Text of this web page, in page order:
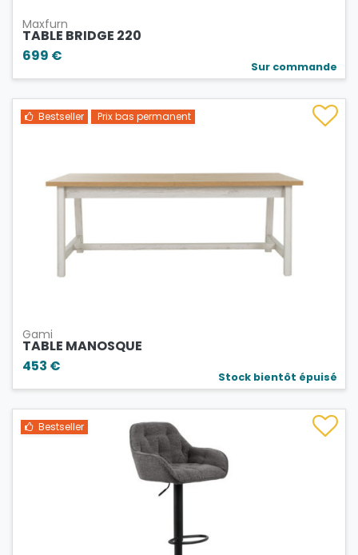
Maxfurn
TABLE BRIDGE 220
699 €
Sur commande
Bestseller Prix bas permanent
Gami
TABLE MANOSQUE
453 €
Stock bientôt épuisé
Bestseller